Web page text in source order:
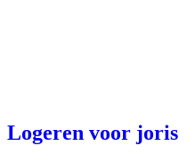
Logeren voor joris